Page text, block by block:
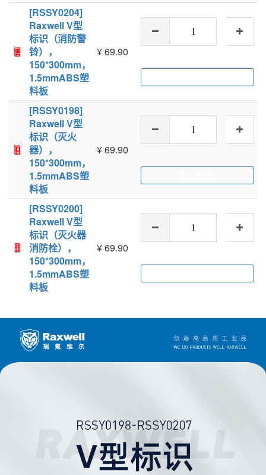
[RSSY0204]
Raxwell V型
标识（消防警
铃），
150*300mm，
1.5mmABS塑
料板
¥69.90
[RSSY0198]
Raxwell V型
标识（灭火
器），
150*300mm，
1.5mmABS塑
料板
¥69.90
[RSSY0200]
Raxwell V型
标识（灭火器
消防栓），
150*300mm，
1.5mmABS塑
料板
¥69.90